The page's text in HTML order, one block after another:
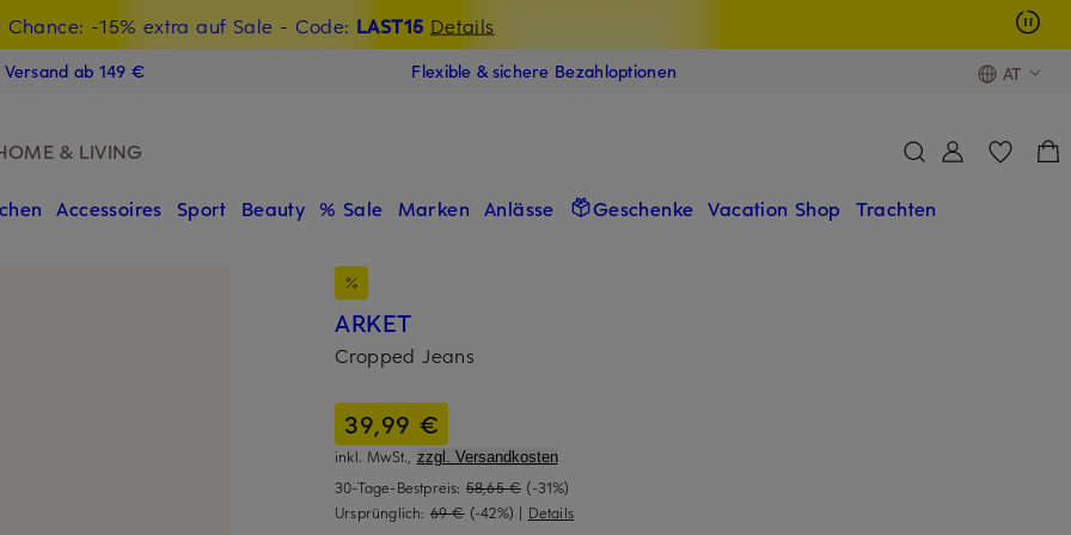
Chance: -15% extra auf Sale - Code: LAST15 Details
Willkommensgutschein mit Beyond sichern
ab 149 € Flexible & sichere Bezahloptionen AT
& LIVING
Accessoires Sport Beauty % Sale Marken Anlässe Geschenke Vacation Shop Trachten
ARKET
Cropped Jeans
39,99 €
inkl. MwSt., zzgl. Versandkosten
30-Tage-Bestpreis: 58,65 € (-31%)
Ursprünglich: 69 € (-42%) | Details